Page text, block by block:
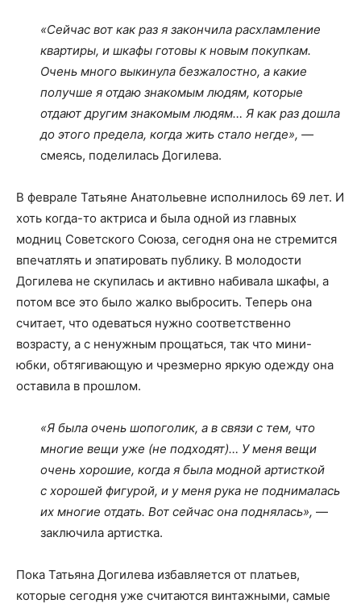
«Сейчас вот как раз я закончила расхламление
квартиры, и шкафы готовы к новым покупкам.
Очень много выкинула безжалостно, а какие
получше я отдаю знакомым людям, которые
отдают другим знакомым людям… Я как раз дошла
до этого предела, когда жить стало негде», —
смеясь, поделилась Догилева.
В феврале Татьяне Анатольевне исполнилось 69 лет. И
хоть когда-то актриса и была одной из главных
модниц Советского Союза, сегодня она не стремится
впечатлять и эпатировать публику. В молодости
Догилева не скупилась и активно набивала шкафы, а
потом все это было жалко выбросить. Теперь она
считает, что одеваться нужно соответственно
возрасту, а с ненужным прощаться, так что мини-
юбки, обтягивающую и чрезмерно яркую одежду она
оставила в прошлом.
«Я была очень шопоголик, а в связи с тем, что
многие вещи уже (не подходят)… У меня вещи
очень хорошие, когда я была модной артисткой
с хорошей фигурой, и у меня рука не поднималась
их многие отдать. Вот сейчас она поднялась», —
заключила артистка.
Пока Татьяна Догилева избавляется от платьев,
которые сегодня уже считаются винтажными, самые